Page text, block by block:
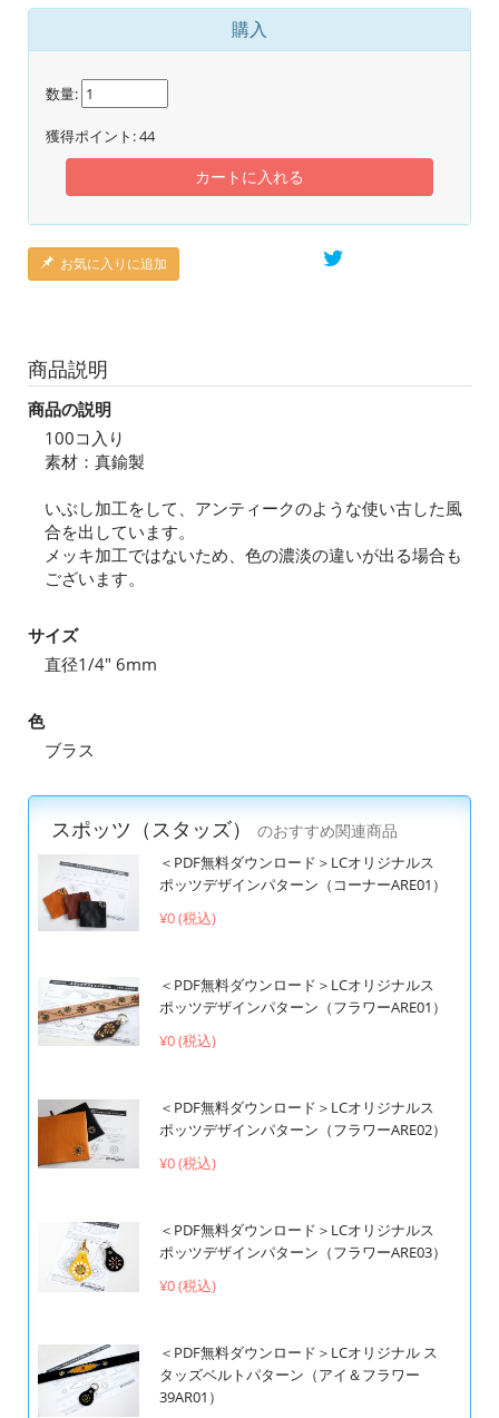
購入
数量:
獲得ポイント:44
カートに入れる
お気に入りに追加
商品説明
商品の説明
100コ入り
素材：真鍮製
いぶし加工をして、アンティークのような使い古した風
合を出しています。
メッキ加工ではないため、色の濃淡の違いが出る場合も
ございます。
サイズ
直径1/4" 6mm
色
ブラス
スポッツ（スタッズ）
のおすすめ関連商品
＜PDF無料ダウンロード＞LCオリジナルス
ポッツデザインパターン（コーナーARE01）
¥0 (税込)
＜PDF無料ダウンロード＞LCオリジナルス
ポッツデザインパターン（フラワーARE01）
¥0 (税込)
＜PDF無料ダウンロード＞LCオリジナルス
ポッツデザインパターン（フラワーARE02）
¥0 (税込)
＜PDF無料ダウンロード＞LCオリジナルス
ポッツデザインパターン（フラワーARE03）
¥0 (税込)
＜PDF無料ダウンロード＞LCオリジナル ス
タッズベルトパターン（アイ＆フラワー
39AR01）